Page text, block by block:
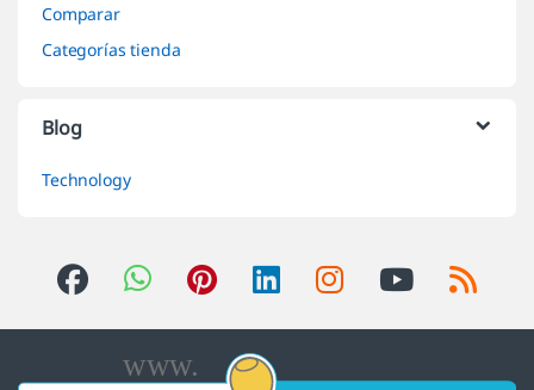
Comparar
Categorías tienda
Blog
Technology